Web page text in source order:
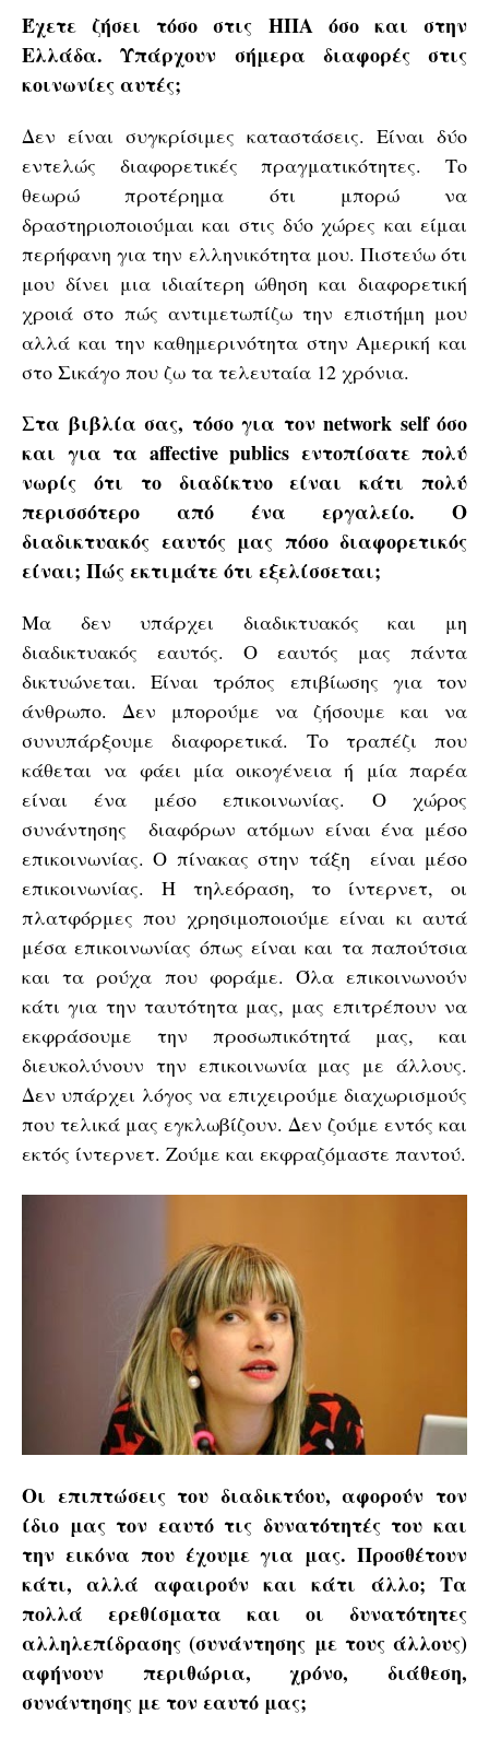
Έχετε ζήσει τόσο στις ΗΠΑ όσο και στην
Ελλάδα. Υπάρχουν σήμερα διαφορές στις
κοινωνίες αυτές;
Δεν είναι συγκρίσιμες καταστάσεις. Είναι δύο
εντελώς διαφορετικές πραγματικότητες. Το
θεωρώ προτέρημα ότι μπορώ να
δραστηριοποιούμαι και στις δύο χώρες και είμαι
περήφανη για την ελληνικότητα μου. Πιστεύω ότι
μου δίνει μια ιδιαίτερη ώθηση και διαφορετική
χροιά στο πώς αντιμετωπίζω την επιστήμη μου
αλλά και την καθημερινότητα στην Αμερική και
στο Σικάγο που ζω τα τελευταία 12 χρόνια.
Στα βιβλία σας, τόσο για τον network self όσο
και για τα affective publics εντοπίσατε πολύ
νωρίς ότι το διαδίκτυο είναι κάτι πολύ
περισσότερο από ένα εργαλείο. Ο
διαδικτυακός εαυτός μας πόσο διαφορετικός
είναι; Πώς εκτιμάτε ότι εξελίσσεται;
Μα δεν υπάρχει διαδικτυακός και μη
διαδικτυακός εαυτός. Ο εαυτός μας πάντα
δικτυώνεται. Είναι τρόπος επιβίωσης για τον
άνθρωπο. Δεν μπορούμε να ζήσουμε και να
συνυπάρξουμε διαφορετικά. Το τραπέζι που
κάθεται να φάει μία οικογένεια ή μία παρέα
είναι ένα μέσο επικοινωνίας. Ο χώρος
συνάντησης διαφόρων ατόμων είναι ένα μέσο
επικοινωνίας. Ο πίνακας στην τάξη είναι μέσο
επικοινωνίας. Η τηλεόραση, το ίντερνετ, οι
πλατφόρμες που χρησιμοποιούμε είναι κι αυτά
μέσα επικοινωνίας όπως είναι και τα παπούτσια
και τα ρούχα που φοράμε. Όλα επικοινωνούν
κάτι για την ταυτότητα μας, μας επιτρέπουν να
εκφράσουμε την προσωπικότητά μας, και
διευκολύνουν την επικοινωνία μας με άλλους.
Δεν υπάρχει λόγος να επιχειρούμε διαχωρισμούς
που τελικά μας εγκλωβίζουν. Δεν ζούμε εντός και
εκτός ίντερνετ. Ζούμε και εκφραζόμαστε παντού.
Οι επιπτώσεις του διαδικτύου, αφορούν τον
ίδιο μας τον εαυτό τις δυνατότητές του και
την εικόνα που έχουμε για μας. Προσθέτουν
κάτι, αλλά αφαιρούν και κάτι άλλο; Τα
πολλά ερεθίσματα και οι δυνατότητες
αλληλεπίδρασης (συνάντησης με τους άλλους)
αφήνουν περιθώρια, χρόνο, διάθεση,
συνάντησης με τον εαυτό μας;